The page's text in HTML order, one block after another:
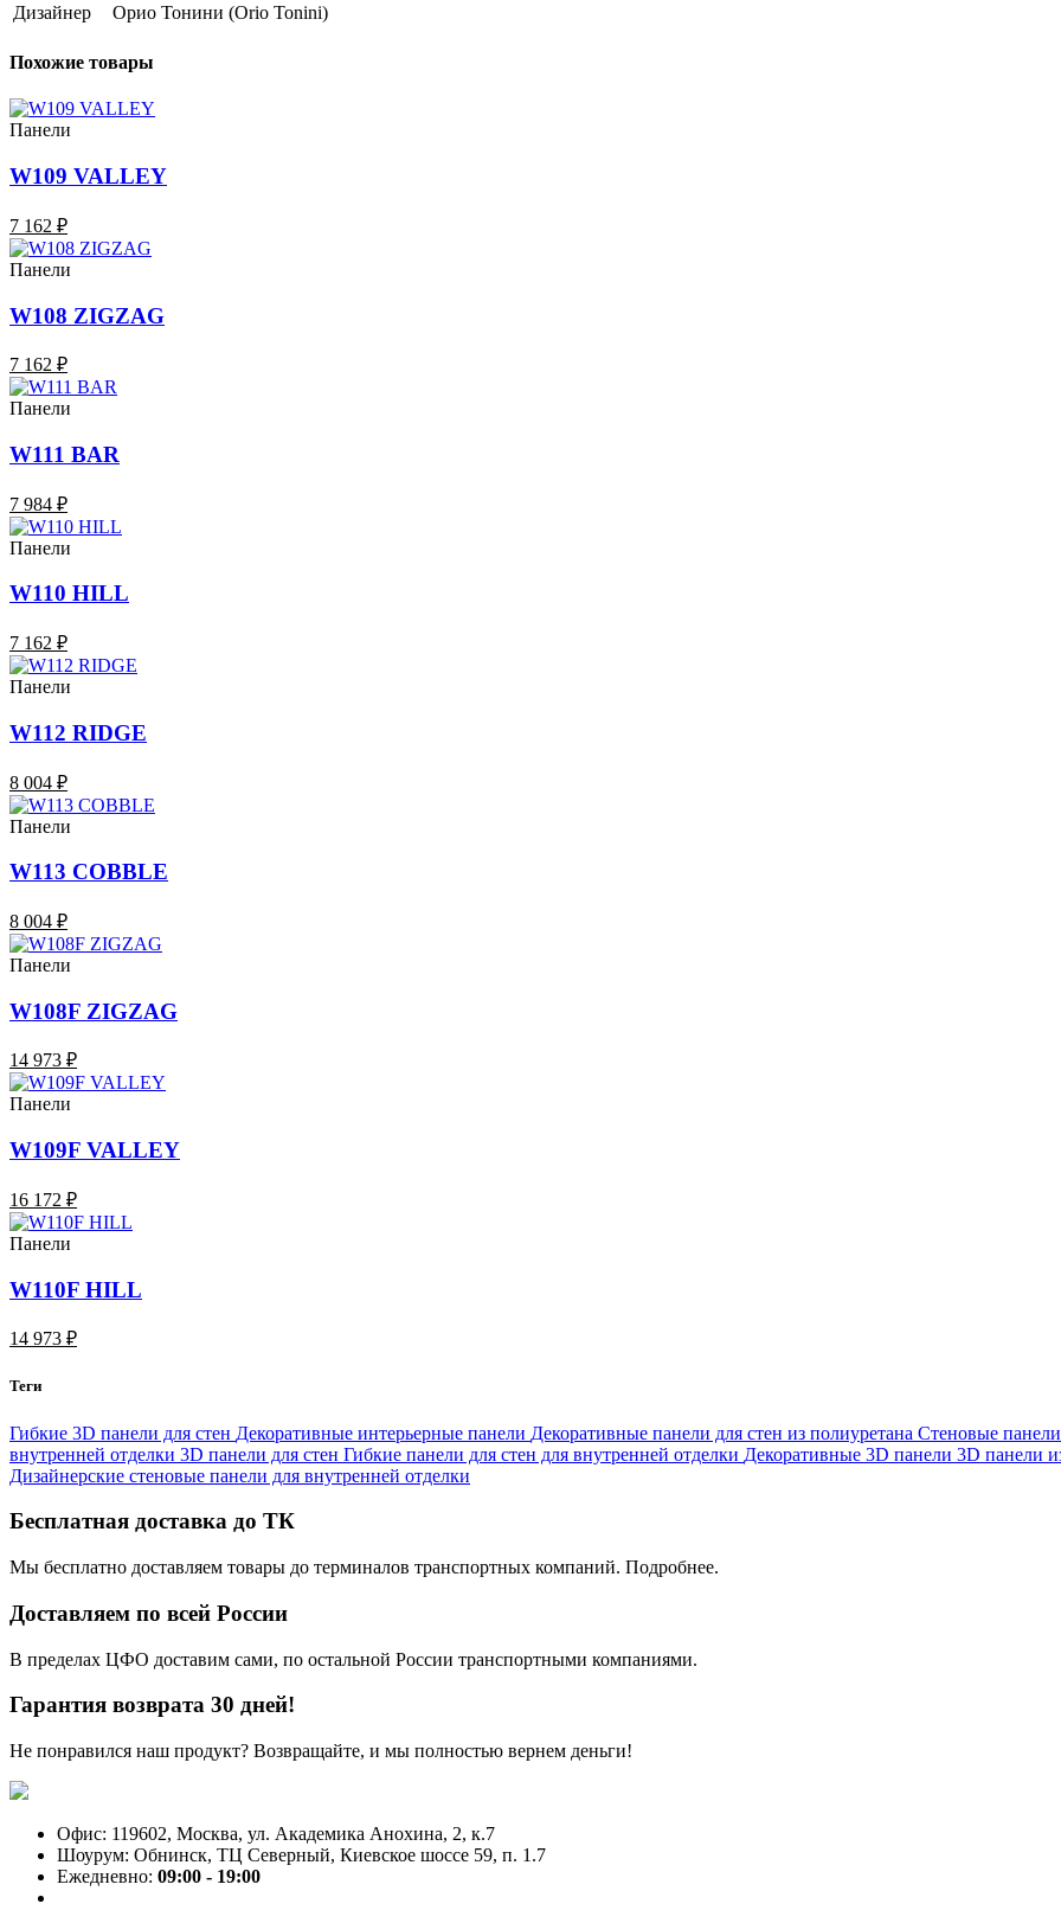
Дизайнер
Орио Тонини (Orio Tonini)
Похожие товары
Панели
W109 VALLEY
7 162 ₽
Панели
W108 ZIGZAG
7 162 ₽
Панели
W111 BAR
7 984 ₽
Панели
W110 HILL
7 162 ₽
Панели
W112 RIDGE
8 004 ₽
Панели
W113 COBBLE
8 004 ₽
Панели
W108F ZIGZAG
14 973 ₽
Панели
W109F VALLEY
16 172 ₽
Панели
W110F HILL
14 973 ₽
Теги
Гибкие 3D панели для стен Декоративные интерьерные панели Декоративные панели для стен из полиуретана Стеновые
внутренней отделки 3D панели для стен Гибкие панели для стен для внутренней отделки Декоративные 3D панели 3D панели
Дизайнерские стеновые панели для внутренней отделки
Бесплатная доставка до ТК
Мы бесплатно доставляем товары до терминалов транспортных компаний. Подробнее.
Доставляем по всей России
В пределах ЦФО доставим сами, по остальной России транспортными компаниями.
Гарантия возврата 30 дней!
Не понравился наш продукт? Возвращайте, и мы полностью вернем деньги!
Офис: 119602, Москва, ул. Академика Анохина, 2, к.7
Шоурум: Обнинск, ТЦ Северный, Киевское шоссе 59, п. 1.7
Ежедневно: 09:00 - 19:00